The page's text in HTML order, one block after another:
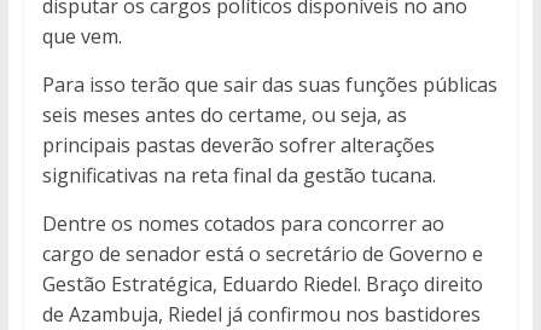
disputar os cargos políticos disponíveis no ano
que vem.
Para isso terão que sair das suas funções públicas
seis meses antes do certame, ou seja, as
principais pastas deverão sofrer alterações
significativas na reta final da gestão tucana.
Dentre os nomes cotados para concorrer ao
cargo de senador está o secretário de Governo e
Gestão Estratégica, Eduardo Riedel. Braço direito
de Azambuja, Riedel já confirmou nos bastidores